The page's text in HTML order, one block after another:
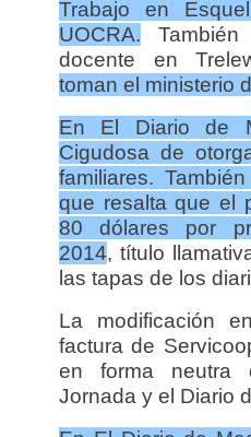
Trabajo en
UOCRA.
docente en
toman el ministerio
En El Diario de
Cigudosa de
familiares.
que resalta que el
80 dólares por
2014, título
las tapas de los
La modificación
factura de
en forma
Jornada y el Diario